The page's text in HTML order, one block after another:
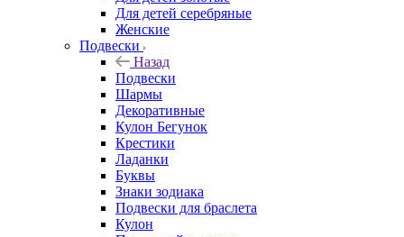
Для детей серебряные
Женские
Подвески
Назад
Подвески
Шармы
Декоративные
Кулон Бегунок
Крестики
Ладанки
Буквы
Знаки зодиака
Подвески для браслета
Кулон